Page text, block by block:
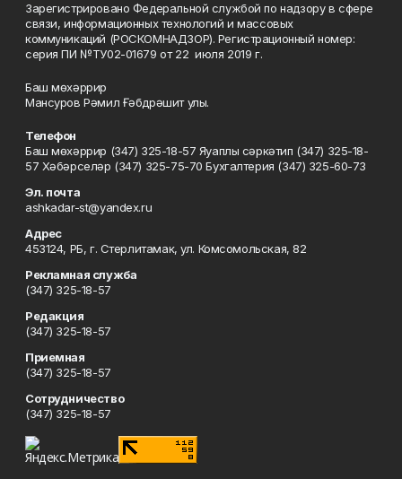
Зарегистрировано Федеральной службой по надзору в сфере
связи, информационных технологий и массовых
коммуникаций (РОСКОМНАДЗОР). Регистрационный номер:
серия ПИ №ТУ02-01679 от 22 июля 2019 г.
Баш мөхәррир
Мансуров Рәмил Ғәбдрәшит улы.
Телефон
Баш мөхәррир (347) 325-18-57 Яуаплы сәркәтип (347) 325-18-
57 Хәбәрселәр (347) 325-75-70 Бухгалтерия (347) 325-60-73
Эл. почта
ashkadar-st@yandex.ru
Адрес
453124, РБ, г. Стерлитамак, ул. Комсомольская, 82
Рекламная служба
(347) 325-18-57
Редакция
(347) 325-18-57
Приемная
(347) 325-18-57
Сотрудничество
(347) 325-18-57